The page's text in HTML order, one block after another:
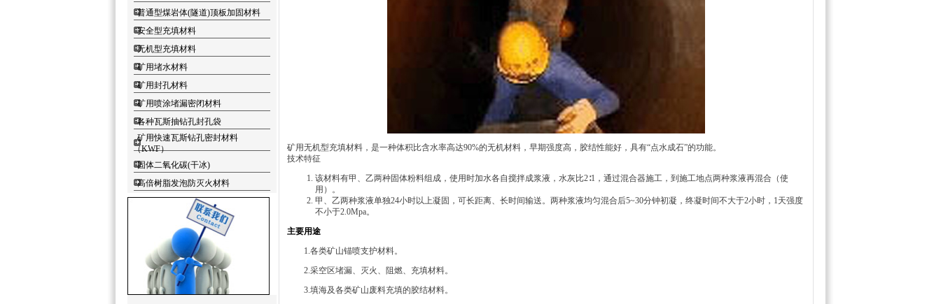
普通型煤岩体(隧道)顶板加固材料
安全型充填材料
无机型充填材料
矿用堵水材料
矿用封孔材料
矿用喷涂堵漏密闭材料
各种瓦斯抽钻孔封孔袋
矿用快速瓦斯钻孔密封材料
（KWF）
固体二氧化碳(干冰)
高倍树脂发泡防灭火材料
矿用无机型充填材料，是一种体积比含水率高达90%的无机材料，早期强度高，胶结性能好，具有“点水成石”的功能。
技术特征
该材料有甲、乙两种固体粉料组成，使用时加水各自搅拌成浆液，水灰比2∶1，通过混合器施工，到施工地点两种浆液再混合（使
用）。
甲、乙两种浆液单独24小时以上凝固，可长距离、长时间输送。两种浆液均匀混合后5~30分钟初凝，终凝时间不大于2小时，1天强度
不小于2.0Mpa。
主要用途
1.各类矿山锚喷支护材料。
2.采空区堵漏、灭火、阻燃、充填材料。
3.填海及各类矿山废料充填的胶结材料。